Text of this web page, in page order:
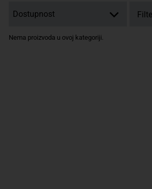
Nema proizvoda u ovoj kategoriji.